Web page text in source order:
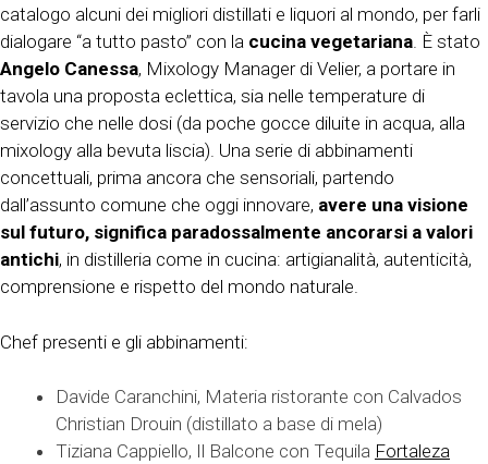
catalogo alcuni dei migliori distillati e liquori al mondo, per farli
dialogare “a tutto pasto” con la cucina vegetariana. È stato
Angelo Canessa, Mixology Manager di Velier, a portare in
tavola una proposta eclettica, sia nelle temperature di
servizio che nelle dosi (da poche gocce diluite in acqua, alla
mixology alla bevuta liscia). Una serie di abbinamenti
concettuali, prima ancora che sensoriali, partendo
dall’assunto comune che oggi innovare, avere una visione
sul futuro, significa paradossalmente ancorarsi a valori
antichi, in distilleria come in cucina: artigianalità, autenticità,
comprensione e rispetto del mondo naturale.
Chef presenti e gli abbinamenti:
Davide Caranchini, Materia ristorante con Calvados
Christian Drouin (distillato a base di mela)
Tiziana Cappiello, Il Balcone con Tequila Fortaleza